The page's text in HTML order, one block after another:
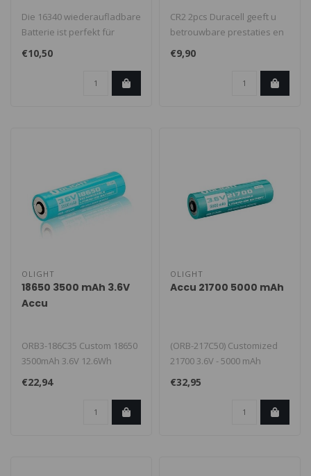
Die 16340 wiederaufladbare
Batterie ist perfekt für
Taschenlampen, Elektronik
€10,50
CR2 2pcs Duracell geeft u
betrouwbare prestaties en
duurzame energie in een
bree..
€9,90
OLIGHT
18650 3500 mAh 3.6V
Accu
ORB3-186C35 Custom 18650
3500mAh 3.6V 12.6Wh
wiederaufladbare Li-Ion
Batterie, s..
€22,94
OLIGHT
Accu 21700 5000 mAh
(ORB-217C50) Customized
21700 3.6V - 5000 mAh
€32,95